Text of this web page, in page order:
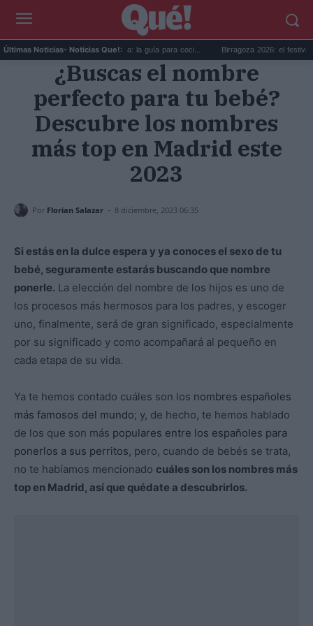
Últimas Noticias- Noticias Que!:
Internacional de la Cerveza: la guía para coci... Birragoza 2026: el festival de
¿Buscas el nombre
perfecto para tu bebé?
Descubre los nombres
más top en Madrid este
2023
Por Florian Salazar - 8 diciembre, 2023 06:35
Si estás en la dulce espera y ya conoces el sexo de tu
bebé, seguramente estarás buscando que nombre
ponerle. La elección del nombre de los hijos es uno de
los procesos más hermosos para los padres, y escoger
uno, finalmente, será de gran significado, especialmente
por su significado y como acompañará al pequeño en
cada etapa de su vida.
Ya te hemos contado cuáles son los nombres españoles
más famosos del mundo; y, de hecho, te hemos hablado
de los que son más populares entre los españoles para
ponerlos a sus perritos, pero, cuando de bebés se trata,
no te habíamos mencionado cuáles son los nombres más
top en Madrid, así que quédate a descubrirlos.